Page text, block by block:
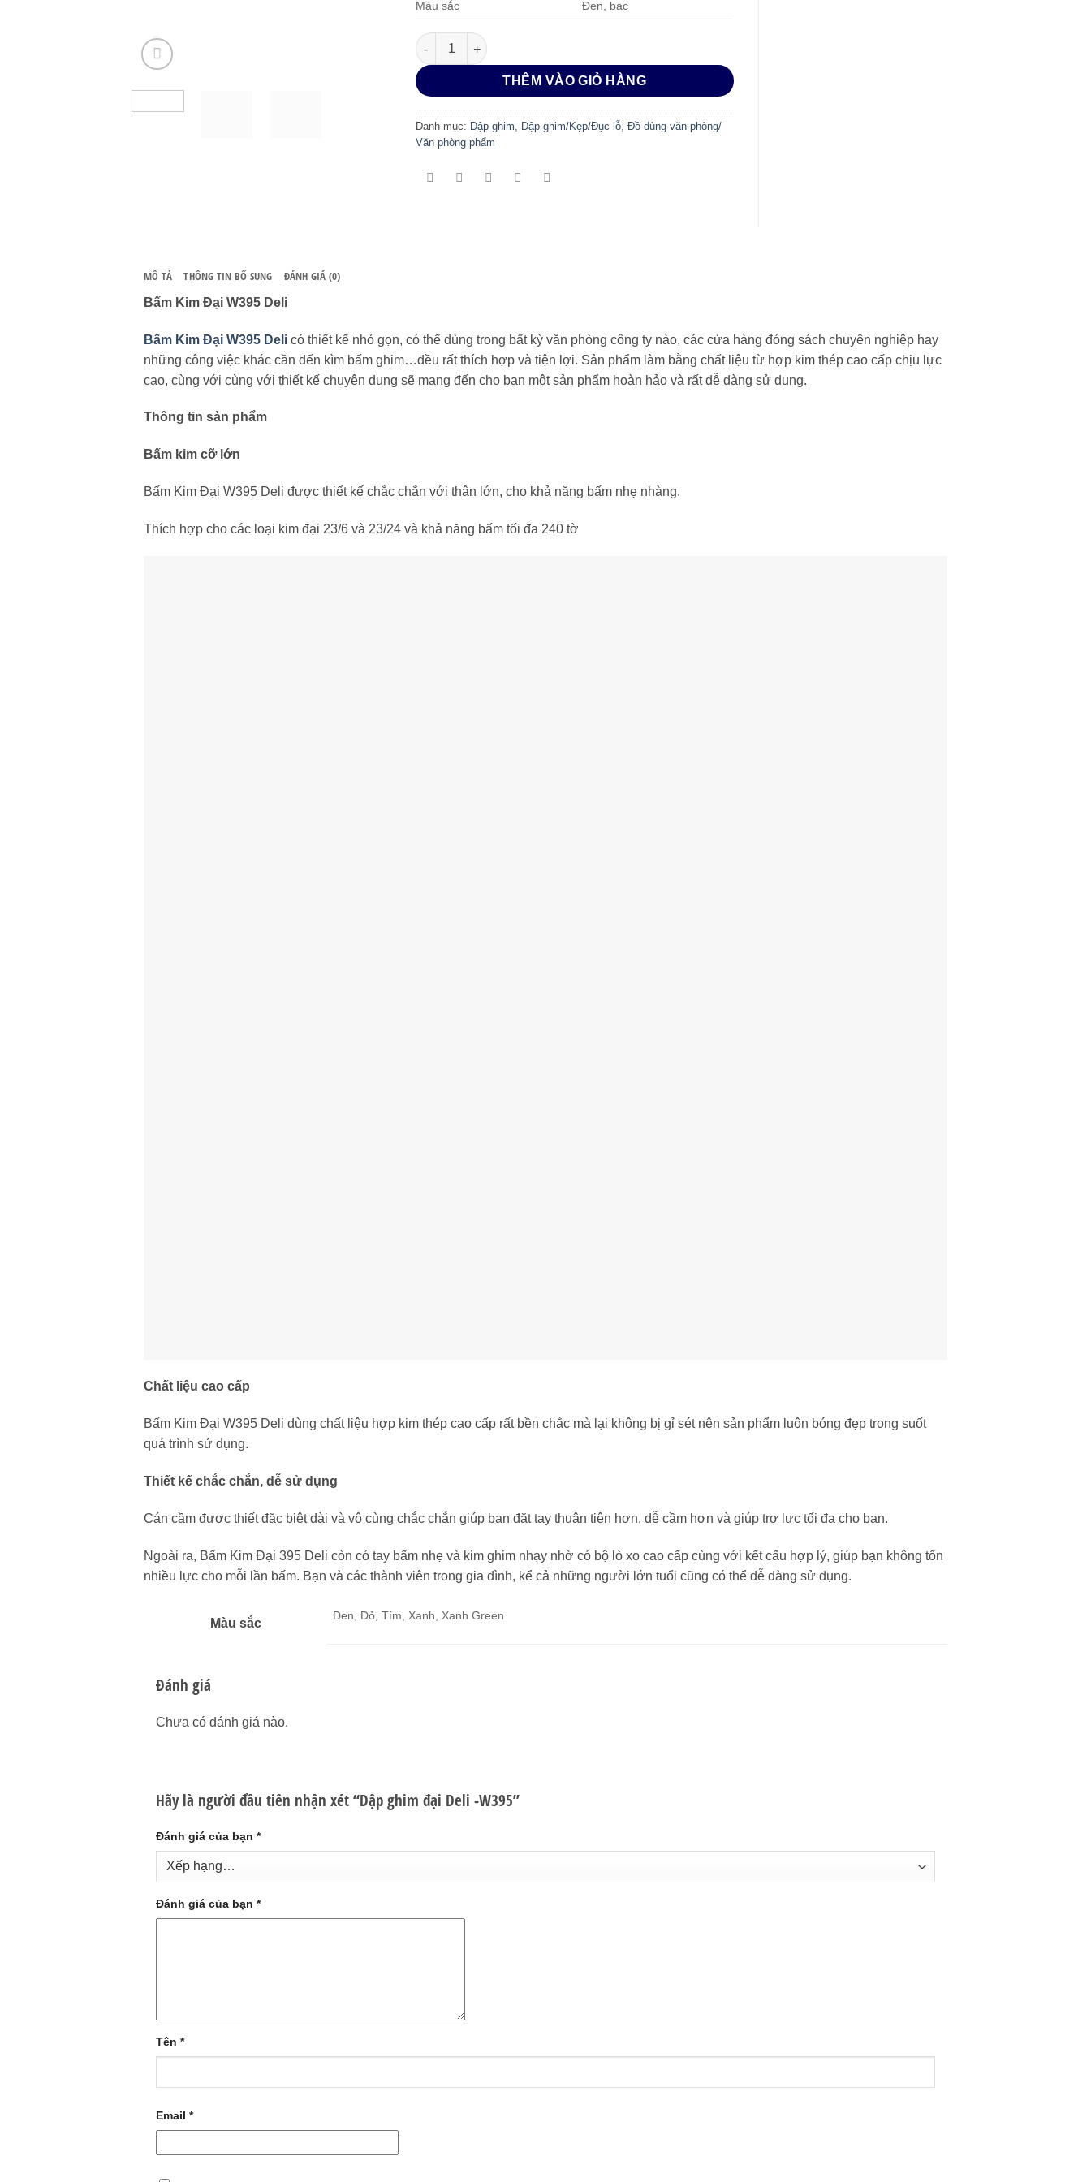
Màu sắc Đen, bạc
Dập ghim đại Deli -W395 số lượng
THÊM VÀO GIỎ HÀNG
Danh mục: Dập ghim Dập ghim/Kẹp/Đục lỗ Đồ dùng văn phòng/
Văn phòng phẩm
MÔ TẢ THÔNG TIN BỔ SUNG ĐÁNH GIÁ (0)
Bấm Kim Đại W395 Deli
Bấm Kim Đại W395 Deli có thiết kế nhỏ gọn, có thể dùng trong bất kỳ văn phòng công ty nào, các cửa hàng đóng sách chuyên nghiệp hay
những công việc khác cần đến kìm bấm ghim…đều rất thích hợp và tiện lợi. Sản phẩm làm bằng chất liệu từ hợp kim thép cao cấp chịu lực
cao, cùng với cùng với thiết kế chuyên dụng sẽ mang đến cho bạn một sản phẩm hoàn hảo và rất dễ dàng sử dụng.
Thông tin sản phẩm
Bấm kim cỡ lớn
Bấm Kim Đại W395 Deli được thiết kế chắc chắn với thân lớn, cho khả năng bấm nhẹ nhàng.
Thích hợp cho các loại kim đại 23/6 và 23/24 và khả năng bấm tối đa 240 tờ
Chất liệu cao cấp
Bấm Kim Đại W395 Deli dùng chất liệu hợp kim thép cao cấp rất bền chắc mà lại không bị gỉ sét nên sản phẩm luôn bóng đẹp trong suốt
quá trình sử dụng.
Thiết kế chắc chắn, dễ sử dụng
Cán cầm được thiết đặc biệt dài và vô cùng chắc chắn giúp bạn đặt tay thuận tiện hơn, dễ cầm hơn và giúp trợ lực tối đa cho bạn.
Ngoài ra, Bấm Kim Đại 395 Deli còn có tay bấm nhẹ và kim ghim nhạy nhờ có bộ lò xo cao cấp cùng với kết cấu hợp lý, giúp bạn không tốn
nhiều lực cho mỗi lần bấm. Bạn và các thành viên trong gia đình, kể cả những người lớn tuổi cũng có thể dễ dàng sử dụng.
Màu sắc
Đen, Đỏ, Tím, Xanh, Xanh Green
Đánh giá
Chưa có đánh giá nào.
Hãy là người đầu tiên nhận xét “Dập ghim đại Deli -W395”
Đánh giá của bạn *
Đánh giá của bạn *
Tên *
Email *